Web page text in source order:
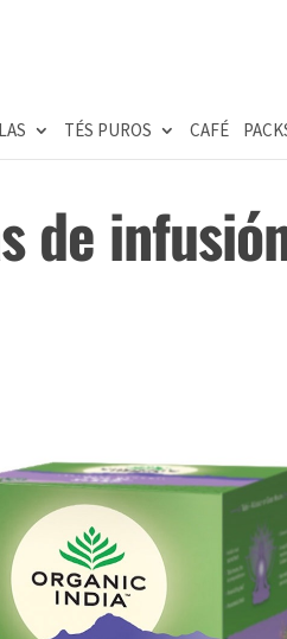
TÉS PUROS CAFÉ
de